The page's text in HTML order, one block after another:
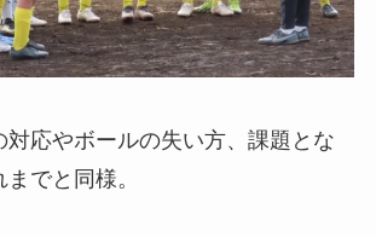
対応やボールの失い方、課題とな
でと同様。